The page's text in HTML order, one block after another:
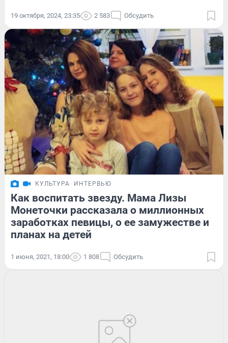
19 октября, 2024, 23:35 2 583 Обсудить
КУЛЬТУРА ИНТЕРВЬЮ
Как воспитать звезду. Мама Лизы
Монеточки рассказала о миллионных
заработках певицы, о ее замужестве и
планах на детей
1 июня, 2021, 18:00 1 808 Обсудить